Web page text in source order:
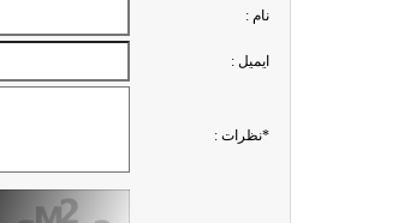
نام :
ايميل :
*نظرات :